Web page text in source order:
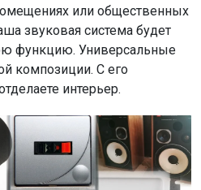
или общественных
звуковая система будет
функцию. Универсальные
композиции. С его
интерьер.